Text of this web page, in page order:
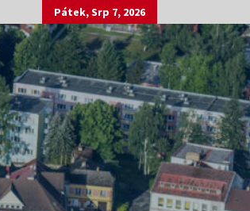
Pátek, Srp 7, 2026